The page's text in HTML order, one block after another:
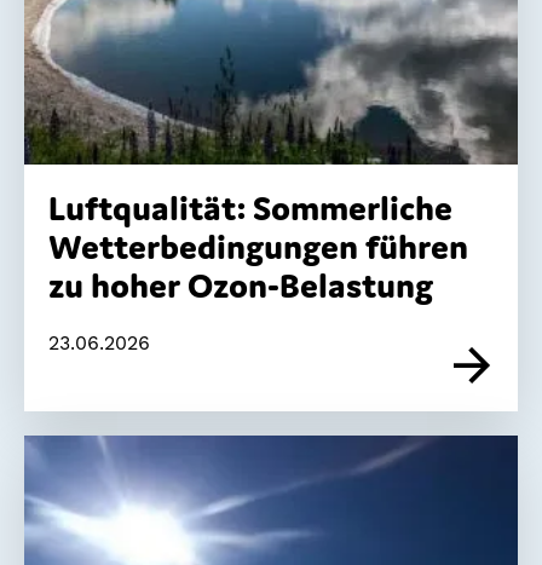
Luftqualität: Sommerliche
Wetterbedingungen führen
zu hoher Ozon-Belastung
23.06.2026